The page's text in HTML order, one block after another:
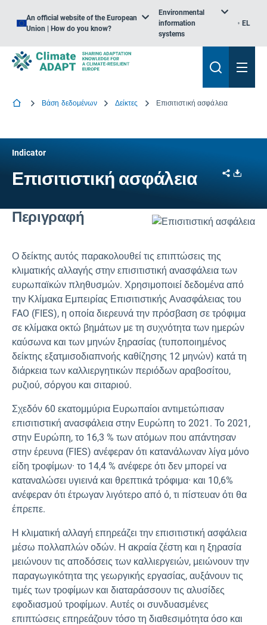
An official website of the European
Union | How do you know?
Environmental
information
systems
EL
Βάση δεδομένων Δείκτες Επισιτιστική ασφάλεια
Indicator
Επισιτιστική ασφάλεια Share
Περιγραφή
Ο δείκτης αυτός παρακολουθεί τις επιπτώσεις της
κλιματικής αλλαγής στην επισιτιστική ανασφάλεια των
ευρωπαϊκών πληθυσμών. Χρησιμοποιεί δεδομένα από
την Κλίμακα Εμπειρίας Επισιτιστικής Ανασφάλειας του
FAO (FIES), η οποία διερευνά την πρόσβαση σε τρόφιμα
σε κλίμακα οκτώ βημάτων με τη συχνότητα των ημερών
καύσωνα και των μηνών ξηρασίας (τυποποιημένος
δείκτης εξατμισοδιαπνοής καθίζησης 12 μηνών) κατά τη
διάρκεια των καλλιεργητικών περιόδων αραβοσίτου,
ρυζιού, σόργου και σιταριού.
Σχεδόν 60 εκατομμύρια Ευρωπαίοι αντιμετώπισαν
επισιτιστική ανασφάλεια στην Ευρώπη το 2021. Το 2021,
στην Ευρώπη, το 16,3 % των ατόμων που απάντησαν
στην έρευνα (FIES) ανέφεραν ότι κατανάλωναν λίγα μόνο
είδη τροφίμων· το 14,4 % ανέφερε ότι δεν μπορεί να
καταναλώσει υγιεινά και θρεπτικά τρόφιμα· και 10,6%
ανέφεραν ότι έτρωγαν λιγότερο από ό, τι πίστευαν ότι θα
έπρεπε.
Η κλιματική αλλαγή επηρεάζει την επισιτιστική ασφάλεια
μέσω πολλαπλών οδών. Η ακραία ζέστη και η ξηρασία
μειώνουν τις αποδόσεις των καλλιεργειών, μειώνουν την
παραγωγικότητα της γεωργικής εργασίας, αυξάνουν τις
τιμές των τροφίμων και διαταράσσουν τις αλυσίδες
εφοδιασμού τροφίμων. Αυτές οι συνδυασμένες
επιπτώσεις επηρεάζουν τόσο τη διαθεσιμότητα όσο και